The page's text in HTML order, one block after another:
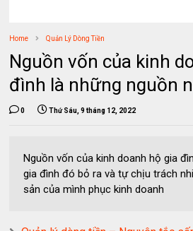
Home Quản Lý Dòng Tiền
Nguồn vốn của kinh
đình là những nguồn
0 Thứ Sáu, 9 tháng 12, 2022
Nguồn vốn của kinh doanh hộ gia
gia đình đó bỏ ra và tự chịu trách
sản của mình phục kinh doanh